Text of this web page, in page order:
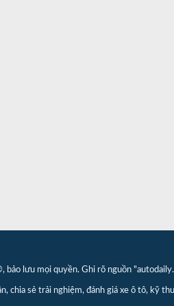
lưu mọi quyền. Ghi rõ nguồn
chia sẻ trải nghiệm, đánh giá xe ô tô, kỹ